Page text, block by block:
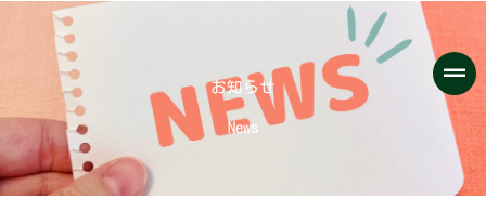
プ
お知らせ
News